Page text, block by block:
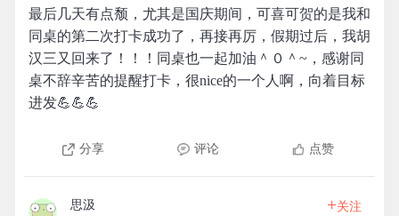
最后几天有点颓，尤其是国庆期间，可喜可贺的是我和
同桌的第二次打卡成功了，再接再厉，假期过后，我胡
汉三又回来了！！！同桌也一起加油＾０＾~，感谢同
桌不辞辛苦的提醒打卡，很nice的一个人啊，向着目标
进发💪💪💪
分享 评论 点赞
思汲 +关注